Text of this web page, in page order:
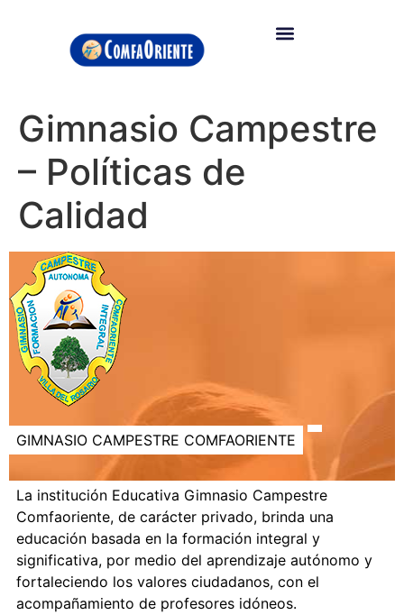
Gimnasio Campestre
– Políticas de
Calidad
GIMNASIO CAMPESTRE COMFAORIENTE
La institución Educativa Gimnasio Campestre
Comfaoriente, de carácter privado, brinda una
educación basada en la formación integral y
significativa, por medio del aprendizaje autónomo y
fortaleciendo los valores ciudadanos, con el
acompañamiento de profesores idóneos.